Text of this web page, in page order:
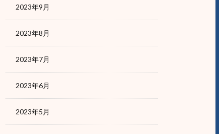
2023年9月
2023年8月
2023年7月
2023年6月
2023年5月